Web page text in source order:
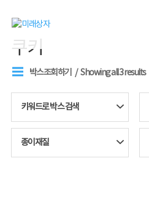
쿠키
박스조회하기 Showing all 3 results
키워드로 박스 검색
종이재질